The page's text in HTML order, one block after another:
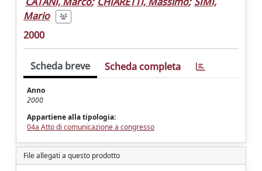
Mario
2000
Scheda breve Scheda completa
Anno
2000
Appartiene alla tipologia:
04a Atto di comunicazione a congresso
File allegati a questo prodotto